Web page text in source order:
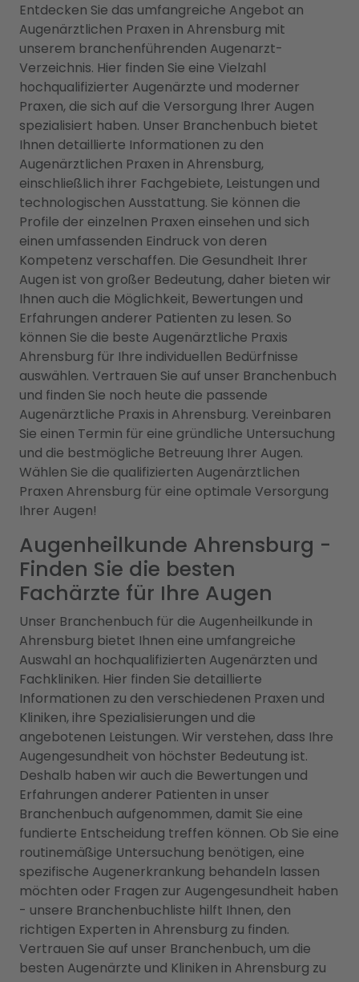
Entdecken Sie das umfangreiche Angebot an
Augenärztlichen Praxen in Ahrensburg mit
unserem branchenführenden Augenarzt-
Verzeichnis. Hier finden Sie eine Vielzahl
hochqualifizierter Augenärzte und moderner
Praxen, die sich auf die Versorgung Ihrer Augen
spezialisiert haben. Unser Branchenbuch bietet
Ihnen detaillierte Informationen zu den
Augenärztlichen Praxen in Ahrensburg,
einschließlich ihrer Fachgebiete, Leistungen und
technologischen Ausstattung. Sie können die
Profile der einzelnen Praxen einsehen und sich
einen umfassenden Eindruck von deren
Kompetenz verschaffen. Die Gesundheit Ihrer
Augen ist von großer Bedeutung, daher bieten wir
Ihnen auch die Möglichkeit, Bewertungen und
Erfahrungen anderer Patienten zu lesen. So
können Sie die beste Augenärztliche Praxis
Ahrensburg für Ihre individuellen Bedürfnisse
auswählen. Vertrauen Sie auf unser Branchenbuch
und finden Sie noch heute die passende
Augenärztliche Praxis in Ahrensburg. Vereinbaren
Sie einen Termin für eine gründliche Untersuchung
und die bestmögliche Betreuung Ihrer Augen.
Wählen Sie die qualifizierten Augenärztlichen
Praxen Ahrensburg für eine optimale Versorgung
Ihrer Augen!
Augenheilkunde Ahrensburg -
Finden Sie die besten
Fachärzte für Ihre Augen
Unser Branchenbuch für die Augenheilkunde in
Ahrensburg bietet Ihnen eine umfangreiche
Auswahl an hochqualifizierten Augenärzten und
Fachkliniken. Hier finden Sie detaillierte
Informationen zu den verschiedenen Praxen und
Kliniken, ihre Spezialisierungen und die
angebotenen Leistungen. Wir verstehen, dass Ihre
Augengesundheit von höchster Bedeutung ist.
Deshalb haben wir auch die Bewertungen und
Erfahrungen anderer Patienten in unser
Branchenbuch aufgenommen, damit Sie eine
fundierte Entscheidung treffen können. Ob Sie eine
routinemäßige Untersuchung benötigen, eine
spezifische Augenerkrankung behandeln lassen
möchten oder Fragen zur Augengesundheit haben
- unsere Branchenbuchliste hilft Ihnen, den
richtigen Experten in Ahrensburg zu finden.
Vertrauen Sie auf unser Branchenbuch, um die
besten Augenärzte und Kliniken in Ahrensburg zu